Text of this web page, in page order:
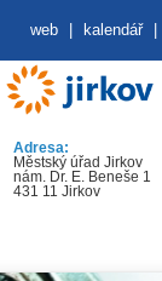
web kalendář
Adresa:
Městský úřad Jirkov
nám. Dr. E. Beneše 1
431 11 Jirkov